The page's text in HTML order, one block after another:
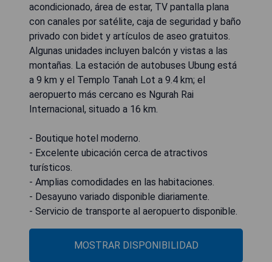
acondicionado, área de estar, TV pantalla plana
con canales por satélite, caja de seguridad y baño
privado con bidet y artículos de aseo gratuitos.
Algunas unidades incluyen balcón y vistas a las
montañas. La estación de autobuses Ubung está
a 9 km y el Templo Tanah Lot a 9.4 km; el
aeropuerto más cercano es Ngurah Rai
Internacional, situado a 16 km.
- Boutique hotel moderno.
- Excelente ubicación cerca de atractivos
turísticos.
- Amplias comodidades en las habitaciones.
- Desayuno variado disponible diariamente.
- Servicio de transporte al aeropuerto disponible.
MOSTRAR DISPONIBILIDAD